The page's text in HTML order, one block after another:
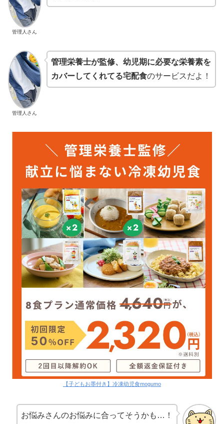
管理人さん
管理人さん
管理栄養士が監修、幼児期に必要な栄養素を
カバーしてくれてる宅配食のサービスだよ！
【子どもお墨付き】冷凍幼児食mogumo
お悩みさんのお悩みに合ってそうかも…！